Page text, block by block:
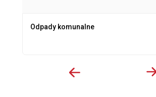
Odpady komunalne